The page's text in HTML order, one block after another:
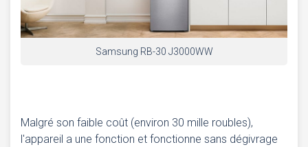
Samsung RB-30 J3000WW
Malgré son faible coût (environ 30 mille roubles),
l'appareil a une fonction et fonctionne sans dégivrage